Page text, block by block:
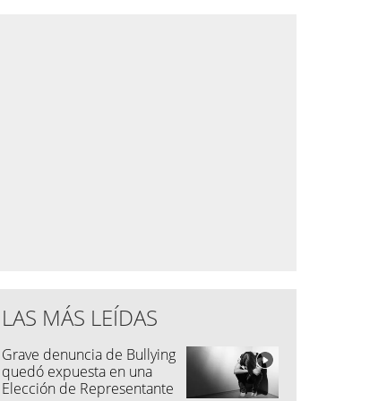
LAS MÁS LEÍDAS
Grave denuncia de Bullying
quedó expuesta en una
Elección de Representante